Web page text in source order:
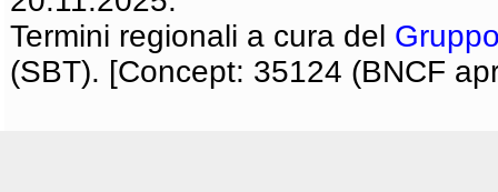
Termini regionali a cura del
(SBT). [Concept: 35124 (BNCF